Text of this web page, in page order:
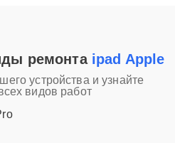
ремонта ipad Apple
устройства и узнайте
видов работ